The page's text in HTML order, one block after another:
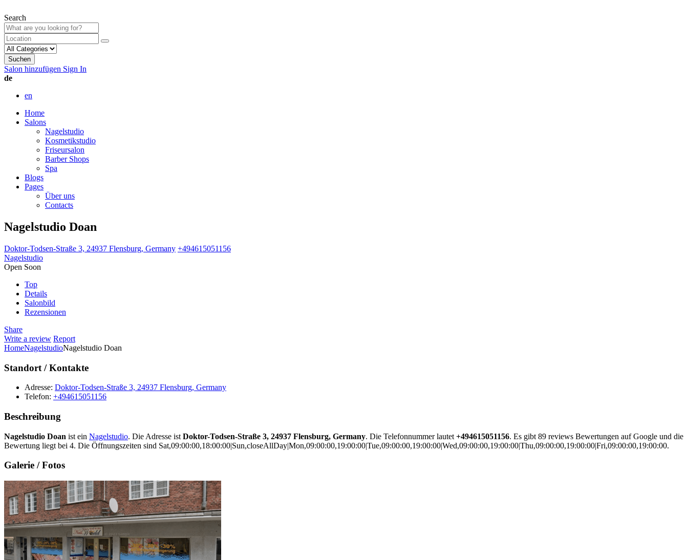
Search
Suchen
Salon hinzufügen Sign In
de
en
Home
Salons
Nagelstudio
Kosmetikstudio
Friseursalon
Barber Shops
Spa
Blogs
Pages
Über uns
Contacts
Nagelstudio Doan
Doktor-Todsen-Straße 3, 24937 Flensburg, Germany +494615051156
Nagelstudio
Open Soon
Top
Details
Salonbild
Rezensionen
Share
Write a review Report
HomeNagelstudioNagelstudio Doan
Standort / Kontakte
Adresse: Doktor-Todsen-Straße 3, 24937 Flensburg, Germany
Telefon: +494615051156
Beschreibung
Nagelstudio Doan ist ein Nagelstudio. Die Adresse ist Doktor-Todsen-Straße 3, 24937 Flensburg, Germany. Die Telefonnummer lautet +494615051156. Es gibt 89 reviews Bewertungen auf Google und die
Bewertung liegt bei 4. Die Öffnungszeiten sind Sat,09:00:00,18:00:00|Sun,closeAllDay|Mon,09:00:00,19:00:00|Tue,09:00:00,19:00:00|Wed,09:00:00,19:00:00|Thu,09:00:00,19:00:00|Fri,09:00:00,19:00:00.
Galerie / Fotos